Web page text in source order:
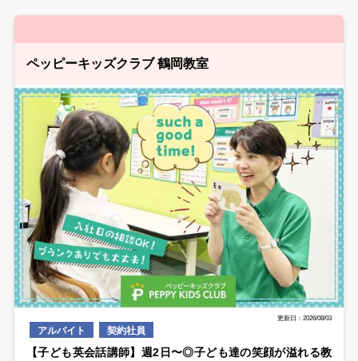
ペッピーキッズクラブ 鶴岡教室
更新日：2026/08/03
アルバイト 契約社員
【子ども英会話講師】週2日〜◎子ども達の笑顔が溢れる教